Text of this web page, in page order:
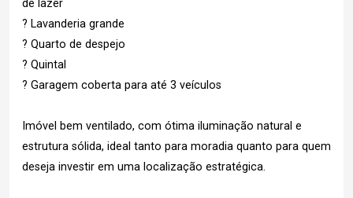
de lazer
? Lavanderia grande
? Quarto de despejo
? Quintal
? Garagem coberta para até 3 veículos
Imóvel bem ventilado, com ótima iluminação natural e
estrutura sólida, ideal tanto para moradia quanto para quem
deseja investir em uma localização estratégica.